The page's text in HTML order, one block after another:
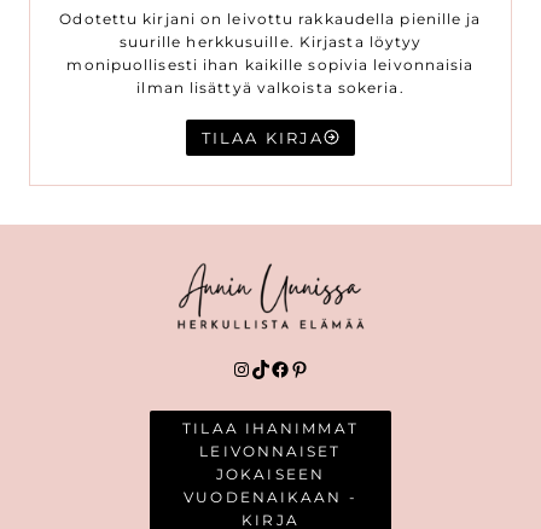
Odotettu kirjani on leivottu rakkaudella pienille ja
suurille herkkusuille. Kirjasta löytyy
monipuollisesti ihan kaikille sopivia leivonnaisia
ilman lisättyä valkoista sokeria.
TILAA KIRJA
Instagram
TikTok
Facebook
Pinterest
TILAA IHANIMMAT
LEIVONNAISET
JOKAISEEN
VUODENAIKAAN -
KIRJA